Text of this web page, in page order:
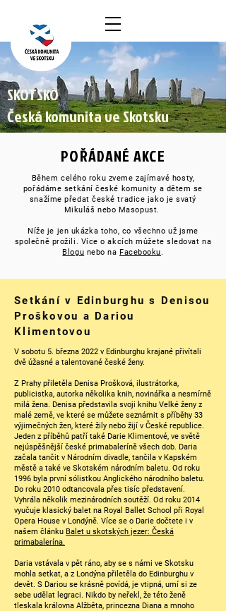
SKOTSKO
Česká komunita ve Skotsku
POŘÁDANÉ AKCE
Během celého roku zveme zajímavé hosty,
pořádáme setkání české komunity a dětem se
snažíme předat české tradice jako je svatý
Mikuláš nebo Masopust.
Níže je jen ukázka toho, co všechno už jsme
společně prožili. Více o akcích můžete sledovat na
Blogu nebo naFacebooku.
Setkání v Edinburghu s Denisou
Proškovou a Dariou
Klimentovou
V sobotu 5. března 2022 v Edinburghu krajané přivítali
dvě úžasné a talentované české ženy.
Z Prahy přiletěla Denisa Prošková, ilustrátorka,
publicistka, autorka několika knih, novinářka a nesmírně
milá žena. Denisa představila svoji knihu Velké ženy z
malé země, ve které se můžete seznámit s příběhy 33
výjimečných žen, které žily nebo žijí v České republice.
Jeden z příběhů patří také Darie Klimentové, ve světě
nejúspěšnější české primabaleríně všech dob. Daria
začala tančit v Národním divadle, tančila v Kapském
městě a také ve Skotském národním baletu. Od roku
1996 byla první sólistkou Anglického národního baletu.
Do roku 2010 odtancovala přes tisíc představení.
Vyhrála několik mezinárodních soutěží. Od roku 2014
vyučuje klasický balet na Royal Ballet School při Royal
Opera House v Londýně. Více se o Darie dočtete i v
našem článku Balet u skotských jezer: Česká
primabalerína.
Daria vstávala v pět ráno, aby se s námi ve Skotsku
mohla setkat, a z Londýna přiletěla do Edinburghu v
devět. S Dariou se krásně povídá, je vtipná, umí si ze
sebe udělat legraci. Nikdo by neřekl, že této ženě
tleskala královna Alžběta, princezna Diana a mnoho